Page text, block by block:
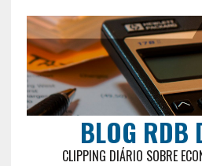
BLOG RDB
CLIPPING DIÁRIO SOBRE